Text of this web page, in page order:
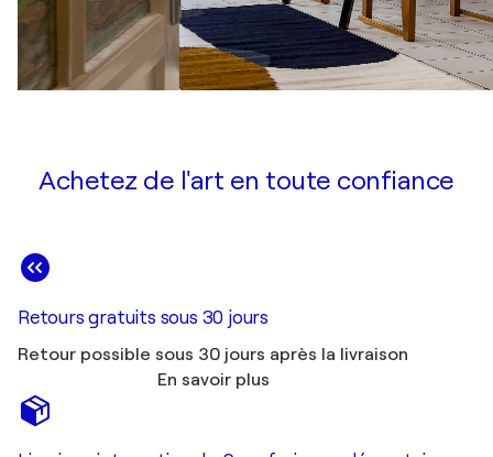
Achetez de l'art en toute confiance
Retours gratuits sous 30 jours
Retour possible sous 30 jours après la livraison
En savoir plus